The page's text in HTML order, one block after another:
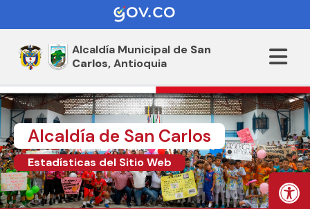
Alcaldía Municipal de San
Carlos,Antioquia
Alcaldía de San Carlos
Estadísticas del Sitio Web